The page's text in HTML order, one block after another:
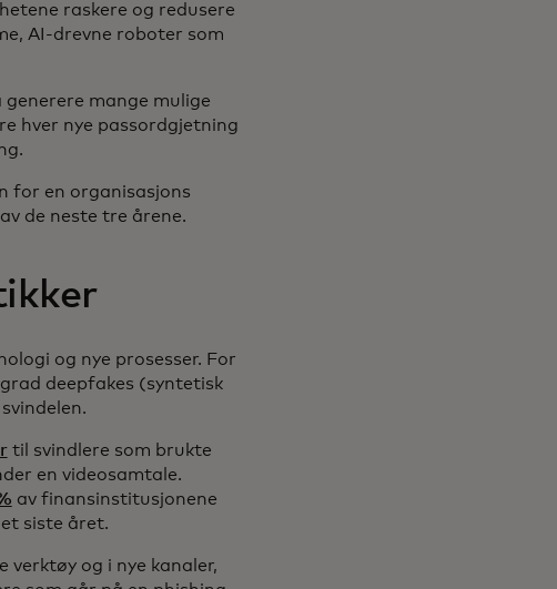
raskere og redusere
AI-drevne roboter som
mange mulige
hver nye passordgjetning
for en organisasjons
de neste tre årene.
og nye prosesser. For
deepfakes (syntetisk
til svindlere som brukte
en videosamtale.
av finansinstitusjonene
siste året.
verktøy og i nye kanaler,